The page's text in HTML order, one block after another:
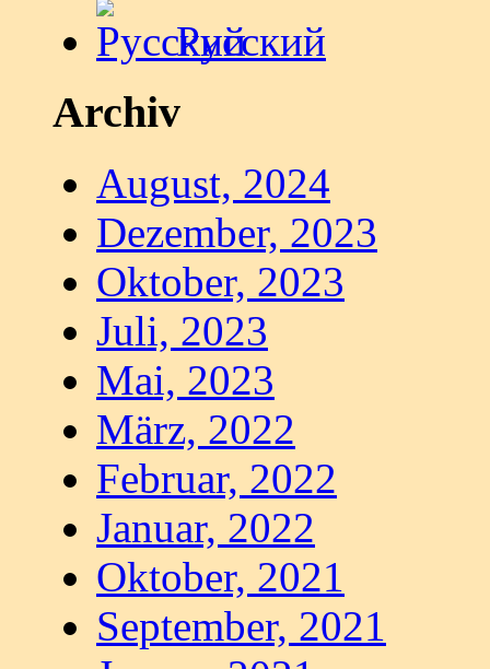
Русский
Archiv
August, 2024
Dezember, 2023
Oktober, 2023
Juli, 2023
Mai, 2023
März, 2022
Februar, 2022
Januar, 2022
Oktober, 2021
September, 2021